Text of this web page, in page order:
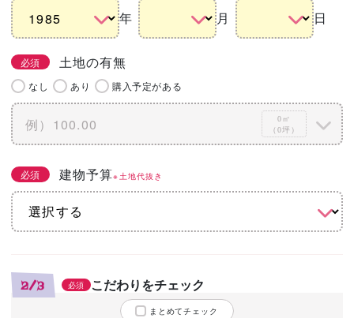
年 月 日
必須 土地の有無
なし あり 購入予定がある
0㎡
（0坪）
必須 建物予算※土地代抜き
2/3 必須 こだわりをチェック
まとめてチェック